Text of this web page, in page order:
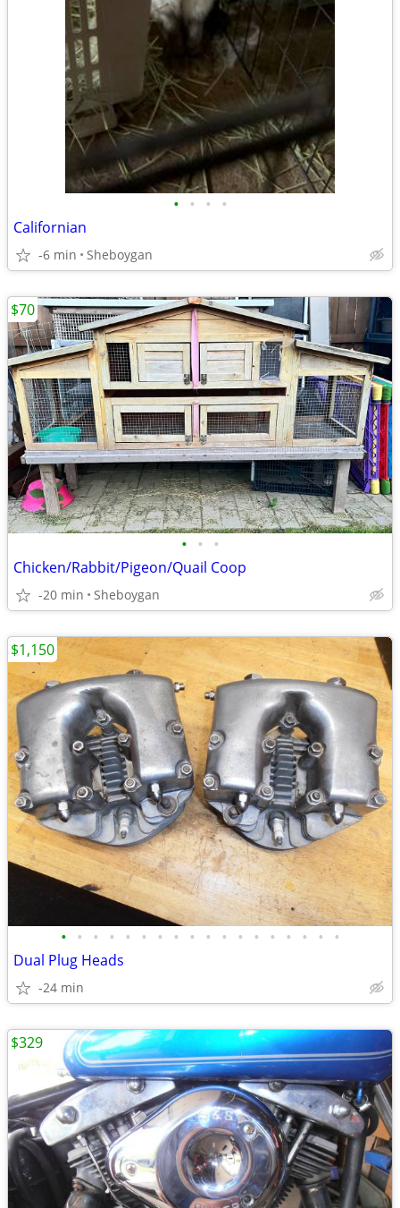
• • • •
Californian
-6 min Sheboygan
• • •
Chicken/Rabbit/Pigeon/Quail Coop
-20 min Sheboygan
$70
• • • • • • • • • • • • • • • • • •
Dual Plug Heads
-24 min
$1,150
$329